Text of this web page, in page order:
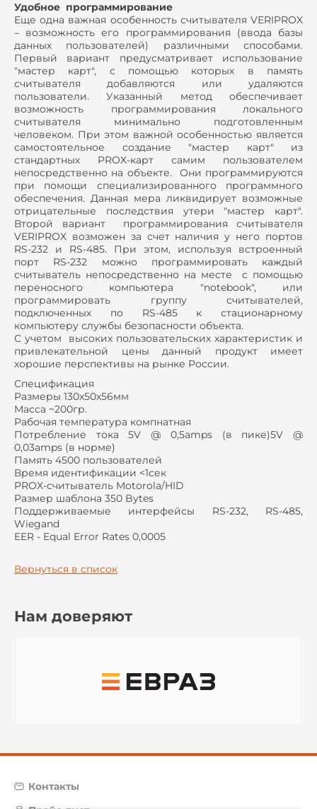
Удобное программирование
Еще одна важная особенность считывателя VERIPROX
– возможность его программирования (ввода базы
данных пользователей) различными способами.
Первый вариант предусматривает использование
"мастер карт", с помощью которых в память
считывателя добавляются или удаляются
пользователи. Указанный метод обеспечивает
возможность программирования локального
считывателя минимально подготовленным
человеком. При этом важной особенностью является
самостоятельное создание "мастер карт" из
стандартных PROX-карт самим пользователем
непосредственно на объекте. Они программируются
при помощи специализированного программного
обеспечения. Данная мера ликвидирует возможные
отрицательные последствия утери "мастер карт".
Второй вариант программирования считывателя
VERIPROX возможен за счет наличия у него портов
RS-232 и RS-485. При этом, используя встроенный
порт RS-232 можно программировать каждый
считыватель непосредственно на месте с помощью
переносного компьютера "notebook", или
программировать группу считывателей,
подключенных по RS-485 к стационарному
компьютеру службы безопасности объекта.
С учетом высоких пользовательских характеристик и
привлекательной цены данный продукт имеет
хорошие перспективы на рынке России.
Спецификация
Размеры 130х50х56мм
Масса ~200гр.
Рабочая температура компнатная
Потребление тока 5V @ 0,5amps (в пике)5V @
0,03amps (в норме)
Память 4500 пользователей
Время идентификации <1сек
PROX-считыватель Motorola/HID
Размер шаблона 350 Bytes
Поддерживаемые интерфейсы RS-232, RS-485,
Wiegand
EER - Equal Error Rates 0,0005
Вернуться в список
Нам доверяют
Контакты